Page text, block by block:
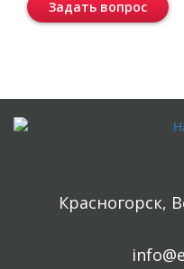
Задать вопрос
Красногорск,